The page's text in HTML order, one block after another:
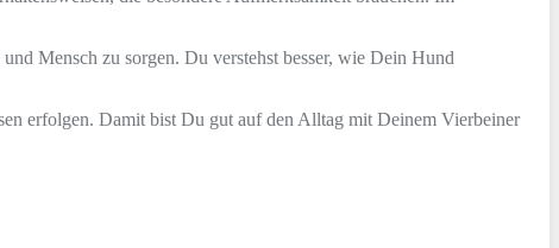
Mensch zu sorgen. Du verstehst besser, wie Dein Hund
erfolgen. Damit bist Du gut auf den Alltag mit Deinem Vierbeiner